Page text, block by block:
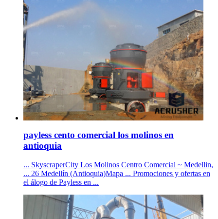
payless cento comercial los molinos en
antioquia
... SkyscraperCity Los Molinos Centro Comercial ~ Medellin,
... 26 Medellín (Antioquia)Mapa ... Promociones y ofertas en
el álogo de Payless en ...